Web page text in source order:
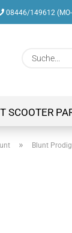
08446/149612
SCOOTER
» Blunt